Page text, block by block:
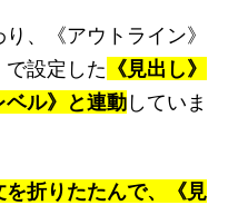
、《アウトライン》
設定した 《見出し》
ベル》と連動していま
折りたたんで、《見